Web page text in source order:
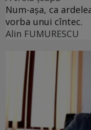
Num-așa, ca
vorba unui cîntec.
Alin FUMURESCU